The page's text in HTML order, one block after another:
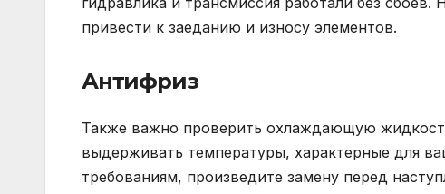
привести к заеданию и износу элементов.
Антифриз
Также важно проверить охлаждающую
выдерживать температуры, характерные для
требованиям, произведите замену перед